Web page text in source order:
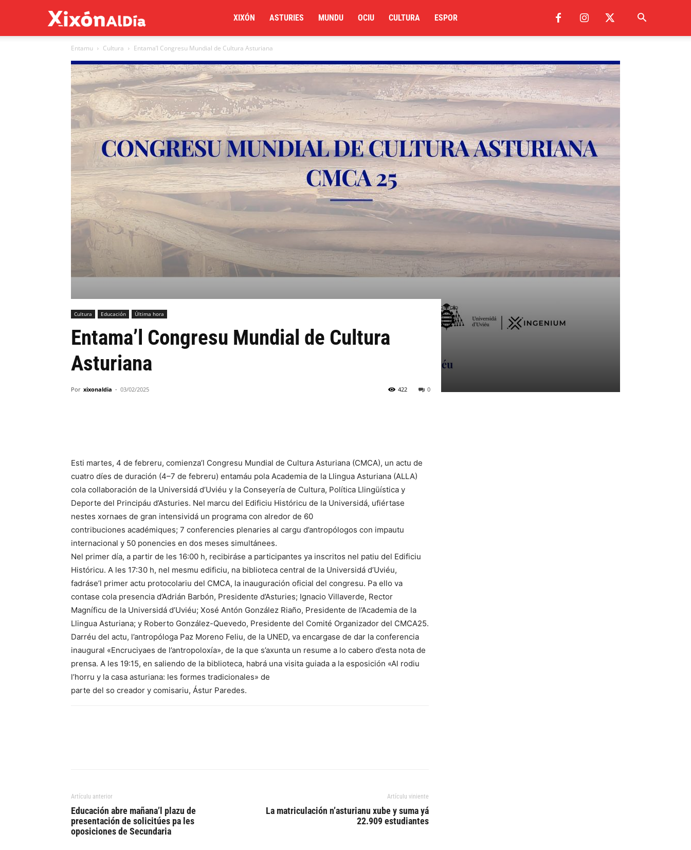
al
día
XIXÓN ASTURIES MUNDU OCIU CULTURA ESPOR
Entamu Cultura Entama’l Congresu Mundial de Cultura Asturiana
Cultura Educación Última hora
Entama’l Congresu Mundial de Cultura
Asturiana
Por xixonaldia - 03/02/2025 0
422
Esti martes, 4 de febreru, comienza’l Congresu Mundial de Cultura Asturiana (CMCA), un actu de
cuatro díes de duración (4–7 de febreru) entamáu pola Academia de la Llingua Asturiana (ALLA)
cola collaboración de la Universidá d’Uviéu y la Conseyería de Cultura, Política Llingüística y
Deporte del Principáu d’Asturies. Nel marcu del Edificiu Históricu de la Universidá, ufiértase
nestes xornaes de gran intensividá un programa con alredor de 60
contribuciones académiques; 7 conferencies plenaries al cargu d’antropólogos con impautu
internacional y 50 ponencies en dos meses simultánees.
Nel primer día, a partir de les 16:00 h, recibiráse a participantes ya inscritos nel patiu del Edificiu
Históricu. A les 17:30 h, nel mesmu edificiu, na biblioteca central de la Universidá d’Uviéu,
fadráse’l primer actu protocolariu del CMCA, la inauguración oficial del congresu. Pa ello va
contase cola presencia d’Adrián Barbón, Presidente d’Asturies; Ignacio Villaverde, Rector
Magníficu de la Universidá d’Uviéu; Xosé Antón González Riaño, Presidente de l’Academia de la
Llingua Asturiana; y Roberto González-Quevedo, Presidente del Comité Organizador del CMCA25.
Darréu del actu, l’antropóloga Paz Moreno Feliu, de la UNED, va encargase de dar la conferencia
inaugural «Encruciyaes de l’antropoloxía», de la que s’axunta un resume a lo cabero d’esta nota de
prensa. A les 19:15, en saliendo de la biblioteca, habrá una visita guiada a la esposición «Al rodiu
l’horru y la casa asturiana: les formes tradicionales» de
parte del so creador y comisariu, Ástur Paredes.
Artículu anterior
Educación abre mañana’l plazu de
presentación de solicitúes pa les
oposiciones de Secundaria
Artículu viniente
La matriculación n’asturianu xube y suma yá
22.909 estudiantes